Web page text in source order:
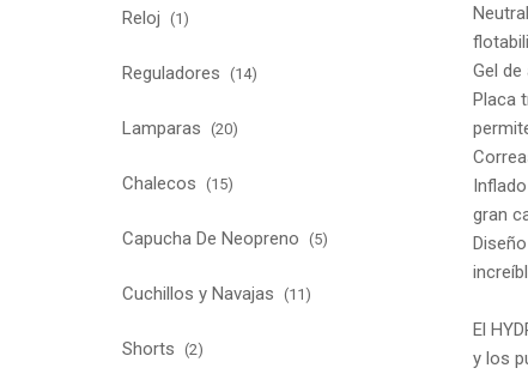
Gel de
Placa
gran
El
y los
Reloj (1)
Reguladores (14)
Lamparas (20)
Chalecos (15)
Capucha De Neopreno (5)
Cuchillos y Navajas (11)
Shorts (2)